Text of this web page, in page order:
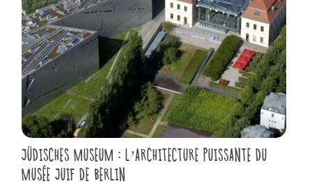
JÜDISCHES MUSEUM : L’ARCHITECTURE PUISSANTE DU
MUSÉE JUIF DE BERLIN